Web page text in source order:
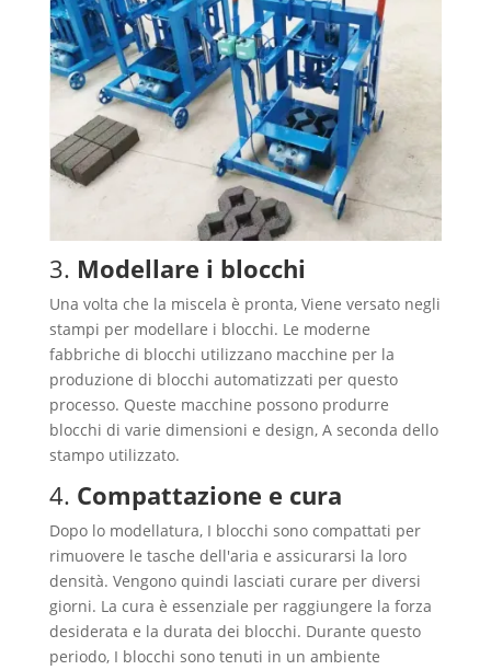
3. Modellare i blocchi
Una volta che la miscela è pronta, Viene versato negli
stampi per modellare i blocchi. Le moderne
fabbriche di blocchi utilizzano macchine per la
produzione di blocchi automatizzati per questo
processo. Queste macchine possono produrre
blocchi di varie dimensioni e design, A seconda dello
stampo utilizzato.
4. Compattazione e cura
Dopo lo modellatura, I blocchi sono compattati per
rimuovere le tasche dell'aria e assicurarsi la loro
densità. Vengono quindi lasciati curare per diversi
giorni. La cura è essenziale per raggiungere la forza
desiderata e la durata dei blocchi. Durante questo
periodo, I blocchi sono tenuti in un ambiente